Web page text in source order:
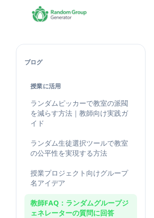
ブログ
授業に活用
ランダムピッカーで教室の派閥
を減らす方法｜教師向け実践ガ
イド
ランダム生徒選択ツールで教室
の公平性を実現する方法
授業プロジェクト向けグループ
名アイデア
教師FAQ：ランダムグループジ
ェネレーターの質問に回答